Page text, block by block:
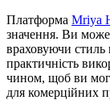
Платформа Mriya
значення. Ви
враховуючи стиль
практичність
чином, щоб ви
для комерційних